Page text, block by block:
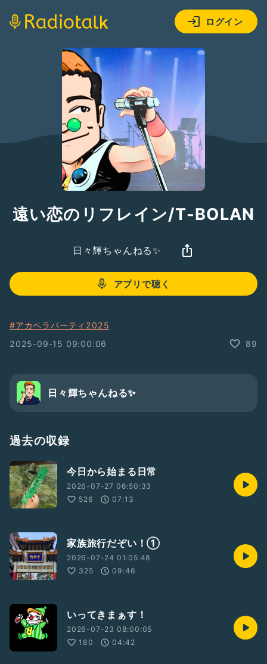
ログイン
遠い恋のリフレイン/T-BOLAN
日々輝ちゃんねる✨
アプリで聴く
#アカペラパーティ2025
2025-09-15 09:00:06
89
日々輝ちゃんねる✨
過去の収録
今日から始まる日常
2026-07-27 06:50:33
526
07:13
家族旅行だぞい！①
2026-07-24 01:05:48
325
09:46
いってきまぁす！
2026-07-23 08:00:05
180
04:42